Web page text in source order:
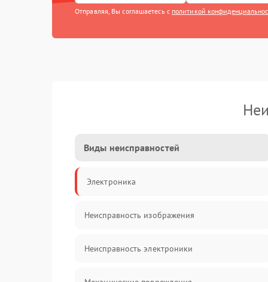
Отправляя, Вы соглашаетесь с политикой
Виды неисправностей
Электроника
Неисправность изображения
Неисправность электроники